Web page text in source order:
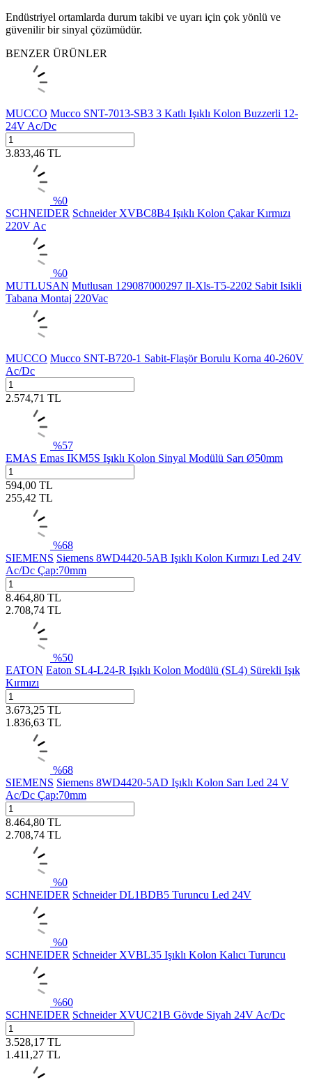
Endüstriyel ortamlarda durum takibi ve uyarı için çok yönlü ve
güvenilir bir sinyal çözümüdür.
BENZER ÜRÜNLER
MUCCO Mucco SNT-7013-SB3 3 Katlı Işıklı Kolon Buzzerli 12-
24V Ac/Dc
3.833,46 TL
%0
SCHNEIDER Schneider XVBC8B4 Işıklı Kolon Çakar Kırmızı
220V Ac
%0
MUTLUSAN Mutlusan 129087000297 Il-Xls-T5-2202 Sabit Isikli
Tabana Montaj 220Vac
MUCCO Mucco SNT-B720-1 Sabit-Flaşör Borulu Korna 40-260V
Ac/Dc
2.574,71 TL
%57
EMAS Emas IKM5S Işıklı Kolon Sinyal Modülü Sarı Ø50mm
594,00 TL
255,42 TL
%68
SIEMENS Siemens 8WD4420-5AB Işıklı Kolon Kırmızı Led 24V
Ac/Dc Çap:70mm
8.464,80 TL
2.708,74 TL
%50
EATON Eaton SL4-L24-R Işıklı Kolon Modülü (SL4) Sürekli Işık
Kırmızı
3.673,25 TL
1.836,63 TL
%68
SIEMENS Siemens 8WD4420-5AD Işıklı Kolon Sarı Led 24 V
Ac/Dc Çap:70mm
8.464,80 TL
2.708,74 TL
%0
SCHNEIDER Schneider DL1BDB5 Turuncu Led 24V
%0
SCHNEIDER Schneider XVBL35 Işıklı Kolon Kalıcı Turuncu
%60
SCHNEIDER Schneider XVUC21B Gövde Siyah 24V Ac/Dc
3.528,17 TL
1.411,27 TL